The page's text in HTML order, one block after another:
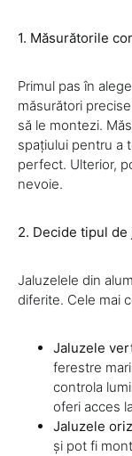
1. Măsurătorile
Primul pas în
măsurători
să le montezi.
spațiului pentru a
perfect. Ulterior,
nevoie.
2. Decide tipul de
Jaluzelele din
diferite. Cele mai
Jaluzele
ferestre
controla
oferi acces
Jaluzele
și pot fi